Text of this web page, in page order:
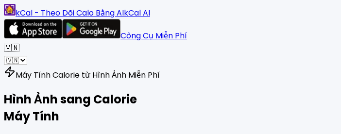
kCal - Theo Dõi Calo Bằng AIkCal AI
Công Cụ Miễn Phí
🇻🇳
Máy Tính Calorie từ Hình Ảnh Miễn Phí
Hình Ảnh sang Calorie
Máy Tính